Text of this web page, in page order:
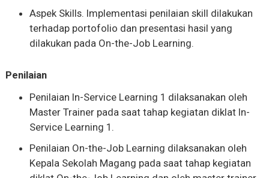
Aspek Skills. Implementasi penilaian skill dilakukan
terhadap portofolio dan presentasi hasil yang
dilakukan pada On-the-Job Learning.
Penilaian
Penilaian In-Service Learning 1 dilaksanakan oleh
Master Trainer pada saat tahap kegiatan diklat In-
Service Learning 1.
Penilaian On-the-Job Learning dilaksanakan oleh
Kepala Sekolah Magang pada saat tahap kegiatan